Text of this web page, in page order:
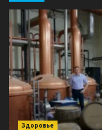
Здоровье